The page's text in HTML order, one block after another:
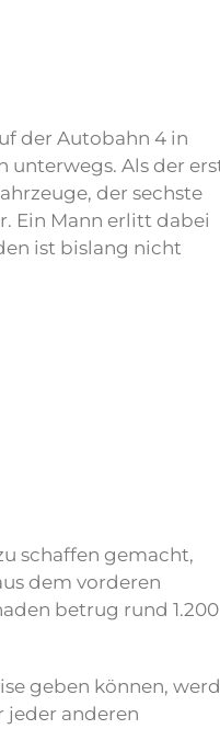
der Autobahn 4 in
unterwegs. Als der
der sechste
Ein Mann erlitt dabei
ist bislang nicht
schaffen gemacht,
dem vorderen
betrug rund 1.200
geben können,
jeder anderen